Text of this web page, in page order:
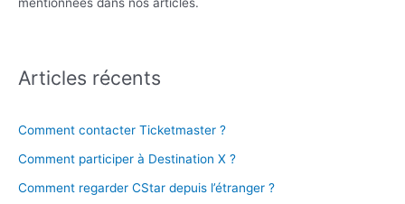
Articles récents
Comment contacter Ticketmaster ?
Comment participer à Destination X ?
Comment regarder CStar depuis l’étranger ?